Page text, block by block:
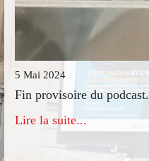
5 Mai 2024
Fin provisoire du podcast.
Lire la suite...